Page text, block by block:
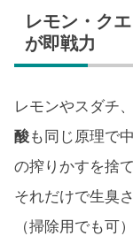
レモン・ク
が即戦力
レモンやスダチ
酸も同じ原理で
の搾りかすを捨
それだけで生臭
（掃除用でも可